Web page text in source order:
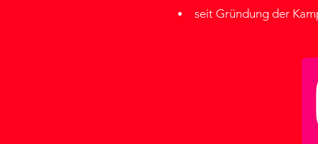
seit Gründung der